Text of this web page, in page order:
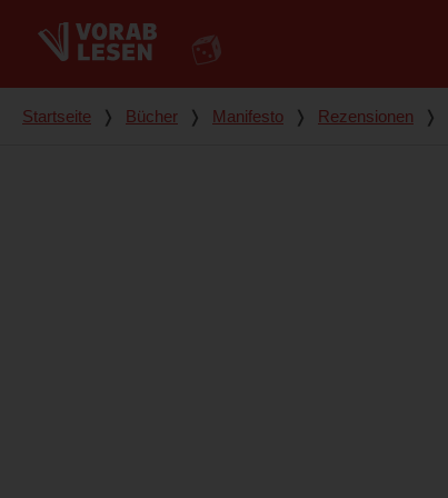
Du bist hier
Startseite ❭ Bücher ❭ Manifesto ❭ Rezensionen ❭